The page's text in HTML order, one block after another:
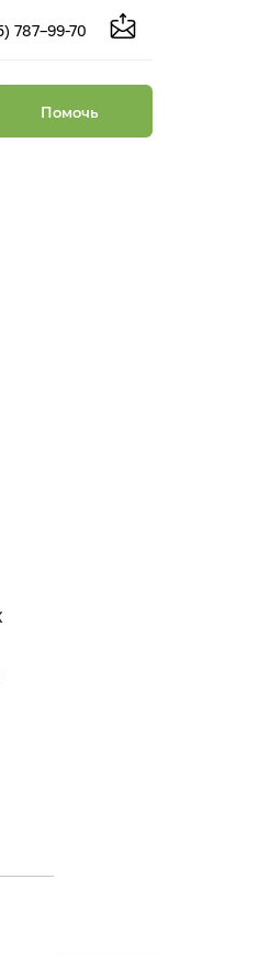
787–99-70
Помочь